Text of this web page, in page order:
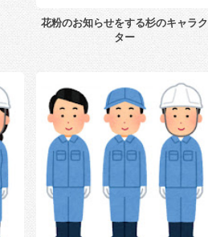
花粉のお知らせをする杉のキャラク
ター